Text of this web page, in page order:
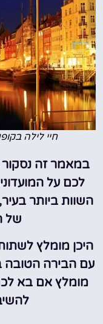
חיי לילה
במאמר זה נסקור
לכם על
השוות ביותר
של
היכן מומלץ
עם הבירה הטובה
מומלץ אם בא